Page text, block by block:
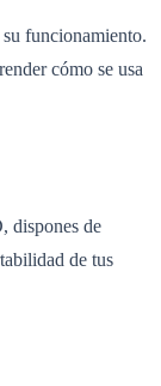
funcionamiento.
cómo se usa
dispones de
de tus